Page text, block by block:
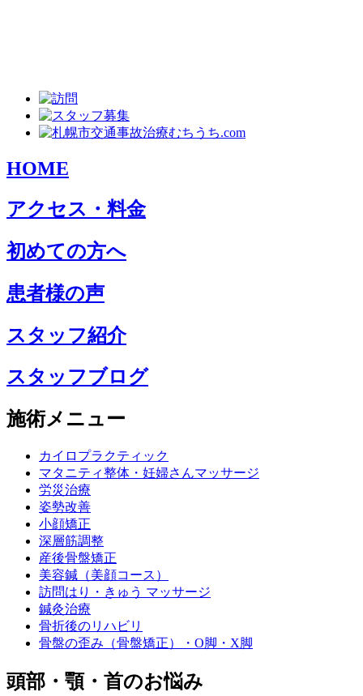
HOME
アクセス・料金
初めての方へ
患者様の声
スタッフ紹介
スタッフブログ
施術メニュー
カイロプラクティック
マタニティ整体・妊婦さんマッサージ
労災治療
姿勢改善
小顔矯正
深層筋調整
産後骨盤矯正
美容鍼（美顔コース）
訪問はり・きゅう マッサージ
鍼灸治療
骨折後のリハビリ
骨盤の歪み（骨盤矯正）・O脚・X脚
頭部・顎・首のお悩み